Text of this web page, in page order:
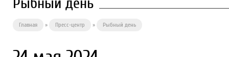
Главная » Пресс-центр » Рыбный день